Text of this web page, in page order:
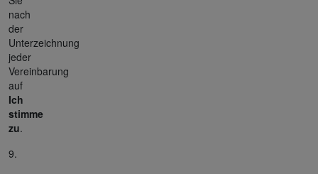
nach
der
Unterzeichnung
jeder
Vereinbarung
auf
Ich
stimme
zu.
9.